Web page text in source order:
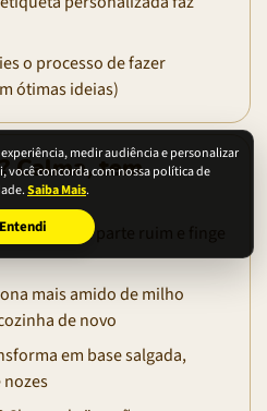
medir audiência e personalizar
você concorda com nossa política de
Saiba Mais.
Entendi
o processo de fazer
ótimas ideias)
Calma, tem
Corta a parte ruim e finge
mais amido de milho
de novo
em base salgada,
nozes